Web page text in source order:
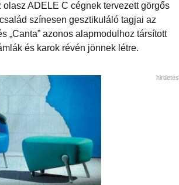
olasz ADELE C cégnek tervezett görgős
színesen gesztikuláló tagjai az
„Canta” azonos alapmodulhoz társított
és karok révén jönnek létre.
hirdetés